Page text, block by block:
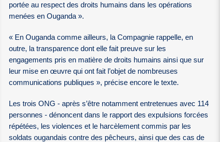
portée au respect des droits humains dans les opérations
menées en Ouganda ».
« En Ouganda comme ailleurs, la Compagnie rappelle, en
outre, la transparence dont elle fait preuve sur les
engagements pris en matière de droits humains ainsi que sur
leur mise en œuvre qui ont fait l’objet de nombreuses
communications publiques », précise encore le texte.
Les trois ONG - après s’être notamment entretenues avec 114
personnes - dénoncent dans le rapport des expulsions forcées
répétées, les violences et le harcèlement commis par les
soldats ougandais contre des pêcheurs, ainsi que des cas de